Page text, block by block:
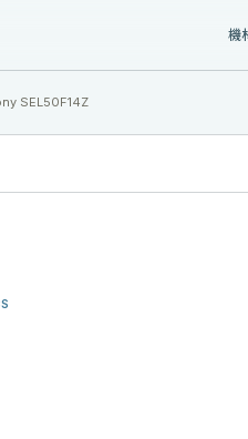
機
SEL50F14Z